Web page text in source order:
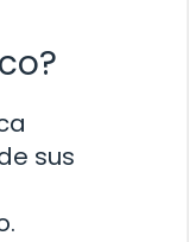
sus